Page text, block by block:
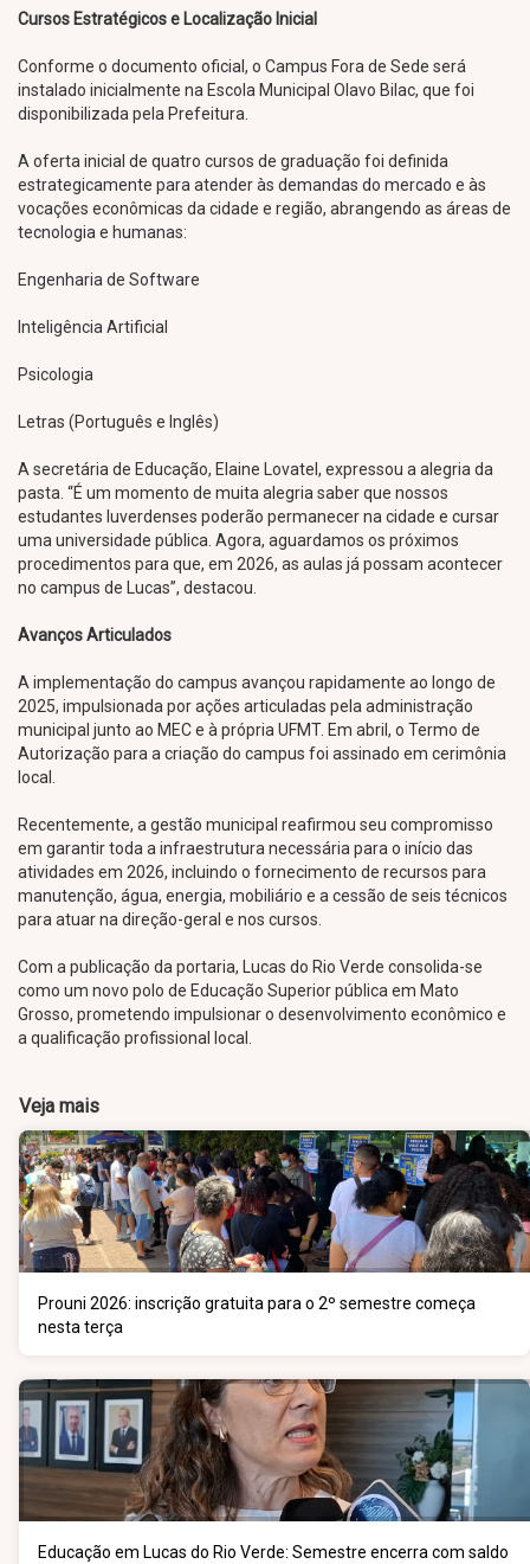
Cursos Estratégicos e Localização Inicial
Conforme o documento oficial, o Campus Fora de Sede será
instalado inicialmente na Escola Municipal Olavo Bilac, que foi
disponibilizada pela Prefeitura.
A oferta inicial de quatro cursos de graduação foi definida
estrategicamente para atender às demandas do mercado e às
vocações econômicas da cidade e região, abrangendo as áreas de
tecnologia e humanas:
Engenharia de Software
Inteligência Artificial
Psicologia
Letras (Português e Inglês)
A secretária de Educação, Elaine Lovatel, expressou a alegria da
pasta. “É um momento de muita alegria saber que nossos
estudantes luverdenses poderão permanecer na cidade e cursar
uma universidade pública. Agora, aguardamos os próximos
procedimentos para que, em 2026, as aulas já possam acontecer
no campus de Lucas”, destacou.
Avanços Articulados
A implementação do campus avançou rapidamente ao longo de
2025, impulsionada por ações articuladas pela administração
municipal junto ao MEC e à própria UFMT. Em abril, o Termo de
Autorização para a criação do campus foi assinado em cerimônia
local.
Recentemente, a gestão municipal reafirmou seu compromisso
em garantir toda a infraestrutura necessária para o início das
atividades em 2026, incluindo o fornecimento de recursos para
manutenção, água, energia, mobiliário e a cessão de seis técnicos
para atuar na direção-geral e nos cursos.
Com a publicação da portaria, Lucas do Rio Verde consolida-se
como um novo polo de Educação Superior pública em Mato
Grosso, prometendo impulsionar o desenvolvimento econômico e
a qualificação profissional local.
Veja mais
Prouni 2026: inscrição gratuita para o 2º semestre começa
nesta terça
Educação em Lucas do Rio Verde: Semestre encerra com saldo